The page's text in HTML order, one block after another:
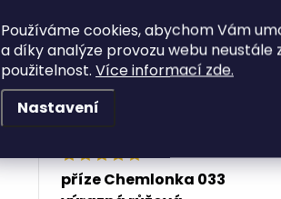
Používáme cookies, abychom Vám
a díky analýze provozu webu neustále
použitelnost. Více informací zde.
Nastavení
příze Chemlonka 033